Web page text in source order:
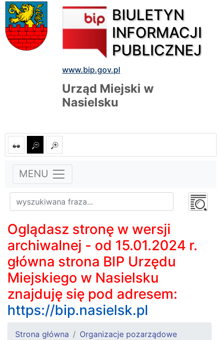
BIULETYN
INFORMACJI
PUBLICZNEJ
www.bip.gov.pl
Urząd Miejski w
Nasielsku
MENU
Oglądasz stronę w wersji
archiwalnej - od 15.01.2024 r.
główna strona BIP Urzędu
Miejskiego w Nasielsku
znajduję się pod adresem:
https://bip.nasielsk.pl
Strona główna
Organizacje pozarządowe